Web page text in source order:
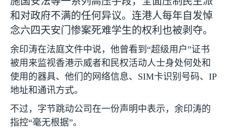
和对政府不满的任何异议。连港人每年自发悼
念六四天安门惨案死难学生的权利也被剥夺。
余印涛在法庭文件中说，他曾看到“超级用户”证书
被用来监视香港示威者和民权活动人士身处何处和
使用的器具、他们的网络信息、 SIM卡识别号码、 IP
地址和通讯方式。
不过，字节跳动公司在一份声明中表示，余印涛的
指控“毫无根据”。